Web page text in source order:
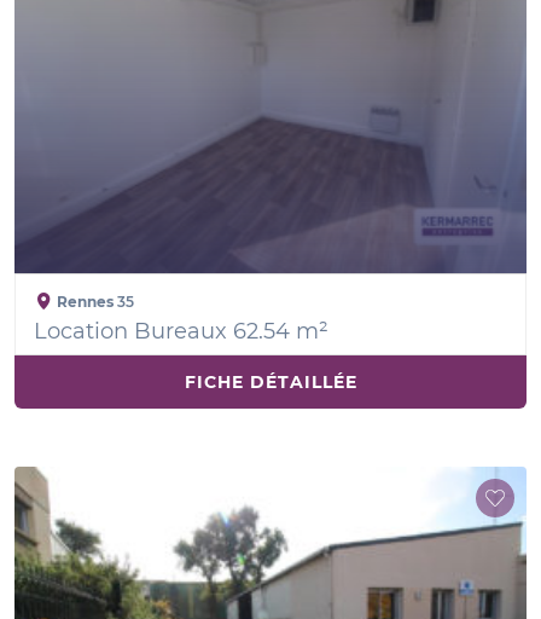
Rennes 35
Location Bureaux 62.54 m²
FICHE DÉTAILLÉE